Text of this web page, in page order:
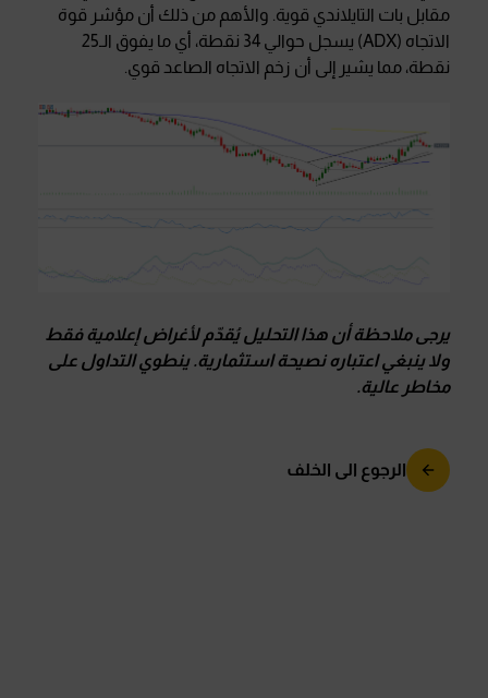
مقابل بات التايلاندي قوية. والأهم من ذلك أن مؤشر قوة
الاتجاه (ADX) يسجل حوالي 34 نقطة، أي ما يفوق الـ25
نقطة، مما يشير إلى أن زخم الاتجاه الصاعد قوي.
يرجى ملاحظة أن هذا التحليل يُقدّم لأغراض إعلامية فقط
ولا ينبغي اعتباره نصيحة استثمارية.ينطوي التداول على
مخاطر عالية.
الرجوع الى الخلف